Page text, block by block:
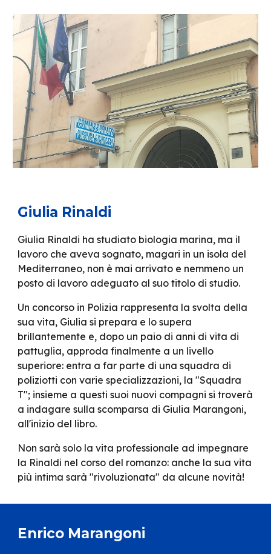
Giulia Rinaldi
Giulia Rinaldi ha studiato biologia marina, ma il
lavoro che aveva sognato, magari in un isola del
Mediterraneo, non è mai arrivato e nemmeno un
posto di lavoro adeguato al suo titolo di studio.
Un concorso in Polizia rappresenta la svolta della
sua vita, Giulia si prepara e lo supera
brillantemente e, dopo un paio di anni di vita di
pattuglia, approda finalmente a un livello
superiore: entra a far parte di una squadra di
poliziotti con varie specializzazioni, la "Squadra
T"; insieme a questi suoi nuovi compagni si troverà
a indagare sulla scomparsa di Giulia Marangoni,
all'inizio del libro.
Non sarà solo la vita professionale ad impegnare
la Rinaldi nel corso del romanzo: anche la sua vita
più intima sarà "rivoluzionata" da alcune novità!
Enrico Marangoni